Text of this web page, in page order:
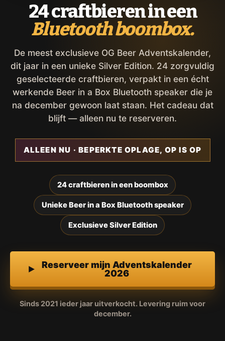
24 craftbieren in een
Bluetooth boombox.
De meest exclusieve OG Beer Adventskalender,
dit jaar in een unieke Silver Edition. 24 zorgvuldig
geselecteerde craftbieren, verpakt in een écht
werkende Beer in a Box Bluetooth speaker die je
na december gewoon laat staan. Het cadeau dat
blijft — alleen nu te reserveren.
ALLEEN NU · BEPERKTE OPLAGE, OP IS OP
24 craftbieren in een boombox
Unieke Beer in a Box Bluetooth speaker
Exclusieve Silver Edition
Reserveer mijn Adventskalender
2026
Sinds 2021 ieder jaar uitverkocht. Levering ruim voor
december.